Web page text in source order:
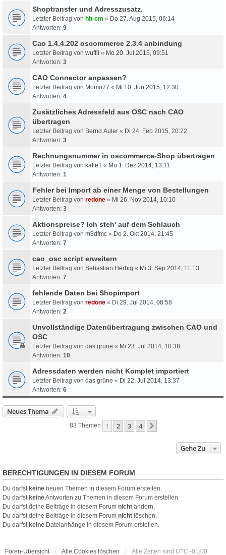
Shoptransfer und Adresszusatz.
Letzter Beitrag von hh-cm « Do 27. Aug 2015, 06:14
Antworten: 9
Cao 1.4.4.202 oscommerce 2.3.4 anbindung
Letzter Beitrag von wuffli « Mo 20. Jul 2015, 09:51
Antworten: 3
CAO Connector anpassen?
Letzter Beitrag von Momo77 « Mi 10. Jun 2015, 12:30
Antworten: 4
Zusätzliches Adressfeld aus OSC nach CAO
übertragen
Letzter Beitrag von Bernd.Auler « Di 24. Feb 2015, 20:22
Antworten: 3
Rechnungsnummer in oscommerce-Shop übertragen
Letzter Beitrag von kalle1 « Mo 1. Dez 2014, 13:11
Antworten: 1
Fehler bei Import ab einer Menge von Bestellungen
Letzter Beitrag von redone « Mi 26. Nov 2014, 10:10
Antworten: 3
Aktionspreise? Ich steh' auf dem Schlauch
Letzter Beitrag von m3dfmc « Do 2. Okt 2014, 21:45
Antworten: 7
cao_osc script erweitern
Letzter Beitrag von Sebastian.Herbig « Mi 3. Sep 2014, 11:13
Antworten: 7
fehlende Daten bei Shopimport
Letzter Beitrag von redone « Di 29. Jul 2014, 08:58
Antworten: 2
Unvollständige Datenübertragung zwischen CAO und
OSC
Letzter Beitrag von das grüne « Mi 23. Jul 2014, 10:38
Antworten: 10
Adressdaten werden nicht Komplet importiert
Letzter Beitrag von das grüne « Di 22. Jul 2014, 13:37
Antworten: 6
Neues Thema
83 Themen 1 2 3 4
Gehe Zu
BERECHTIGUNGEN IN DIESEM FORUM
Du darfst keine neuen Themen in diesem Forum erstellen.
Du darfst keineAntworten zu Themen in diesem Forum erstellen.
Du darfst deine Beiträge in diesem Forum nicht ändern.
Du darfst deine Beiträge in diesem Forum nicht löschen.
Du darfst keine Dateianhänge in diesem Forum erstellen.
Foren-Übersicht Alle Cookies löschen Alle Zeiten sind UTC+01:00